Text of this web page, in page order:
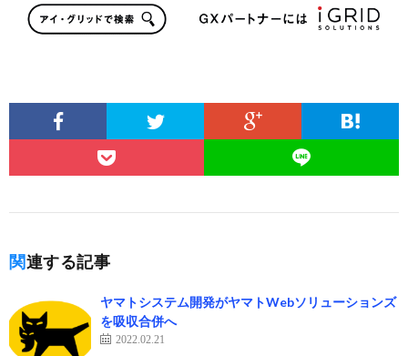
関連する記事
ヤマトシステム開発がヤマトWebソリューションズ
を吸収合併へ
2022.02.21